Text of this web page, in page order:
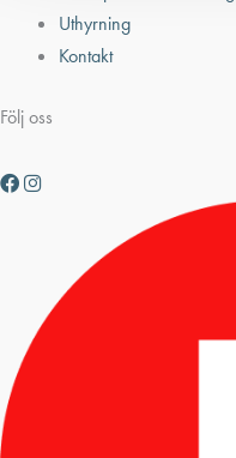
Uthyrning
Kontakt
Följ oss